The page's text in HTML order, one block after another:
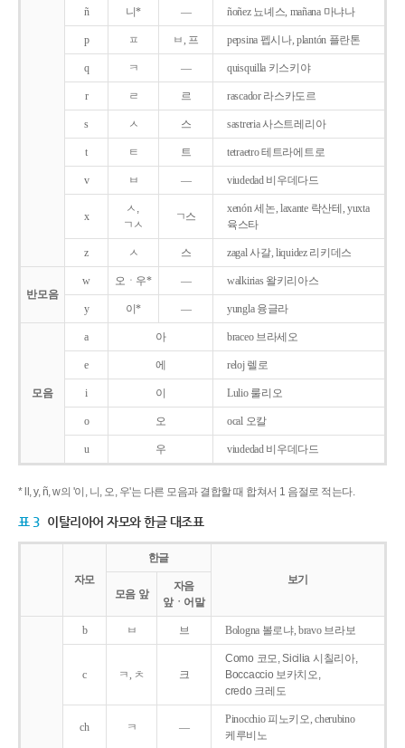
ñ 니* ― ñoñez 뇨녜스, mañana 마냐나
p ㅍ ㅂ, 프 pepsina 펩시나, plantón 플란톤
q ㅋ ― quisquilla 키스키야
r ㄹ 르 rascador 라스카도르
s ㅅ 스 sastreria 사스트레리아
t ㅌ 트 tetraetro 테트라에트로
v ㅂ ― viudedad 비우데다드
x
ㅅ,
ㄱㅅ
ㄱ스
xenón 세논, laxante 락산테, yuxta
육스타
z ㅅ 스 zagal 사갈, liquidez 리키데스
반모음
w 오ㆍ우* ― walkirias 왈키리아스
y 이* ― yungla 융글라
모음
a 아 braceo 브라세오
e 에 reloj 렐로
i 이 Lulio 룰리오
o 오 ocal 오칼
u 우 viudedad 비우데다드
* ll, y, ñ, w의 '이, 니, 오, 우'는 다른 모음과 결합할 때 합쳐서 1 음절로 적는다.
표 3 이탈리아어 자모와 한글 대조표
자모
한글
보기
모음 앞
자음
앞ㆍ어말
b ㅂ 브 Bologna 볼로냐, bravo 브라보
c ㅋ, ㅊ 크
Como 코모, Sicilia 시칠리아,
Boccaccio 보카치오,
credo 크레도
ch ㅋ ―
Pinocchio 피노키오, cherubino
케루비노